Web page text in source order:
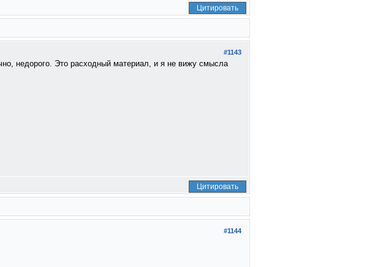
Цитировать
#1143
недорого. Это расходный материал, и я не вижу смысла
Цитировать
#1144